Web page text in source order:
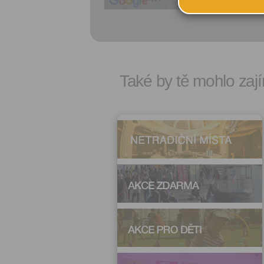
Také by tě mohlo